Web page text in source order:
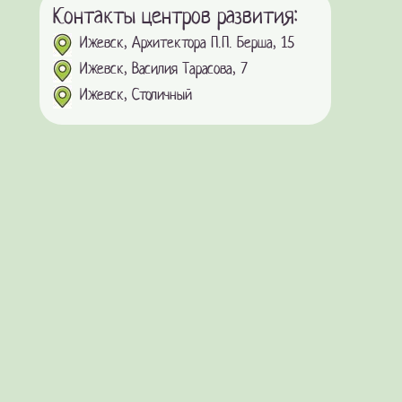
Контакты центров развития:
Ижевск, Архитектора П.П. Берша, 15
Ижевск, Василия Тарасова, 7
Ижевск, Столичный